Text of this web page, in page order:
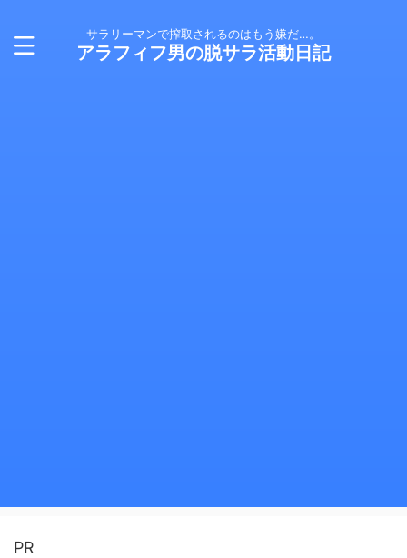
サラリーマンで搾取されるのはもう嫌だ…。
アラフィフ男の脱サラ活動日記
PR